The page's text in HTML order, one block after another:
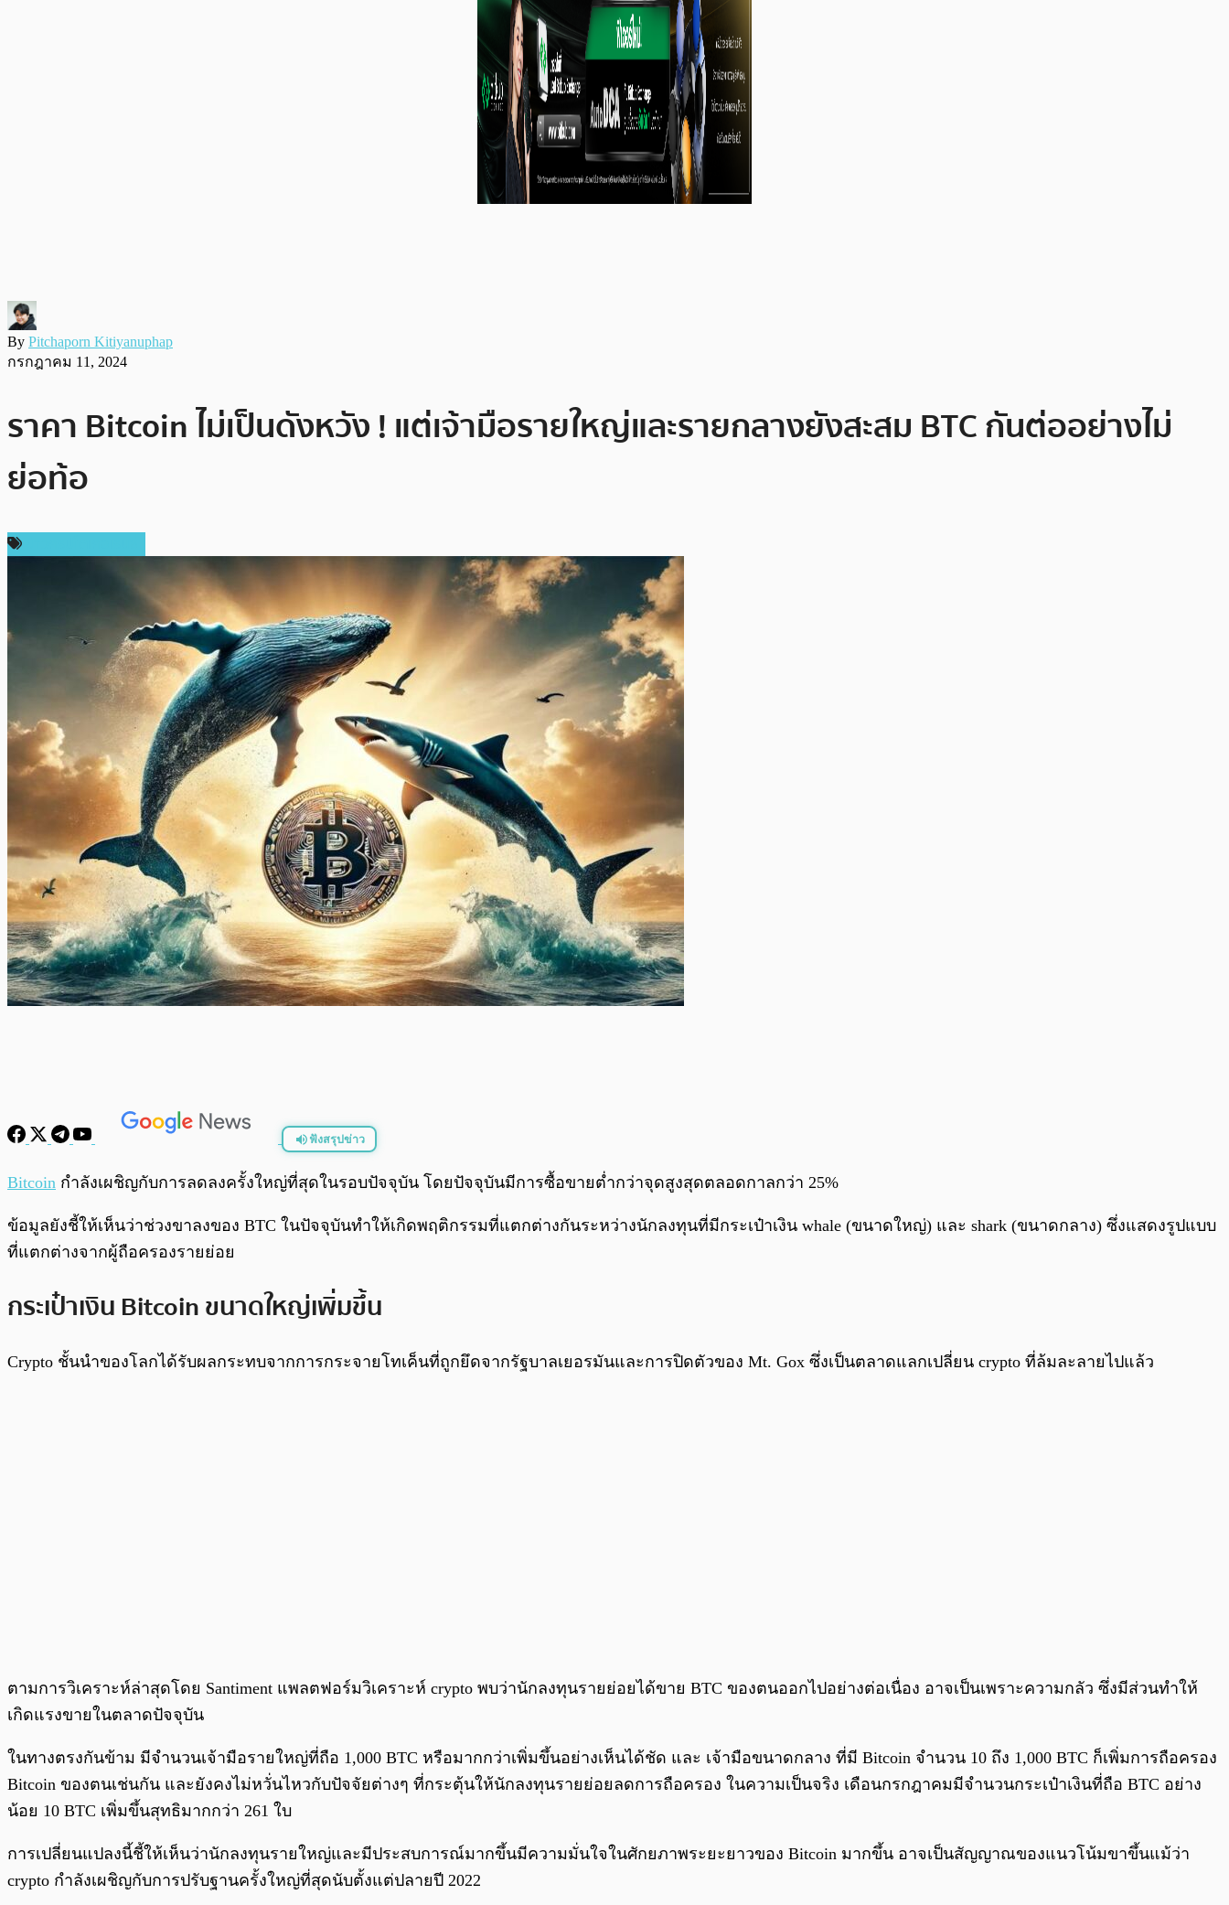
By Pitchaporn Kitiyanuphap
กรกฎาคม 11, 2024
ราคา Bitcoin ไม่เป็นดังหวัง ! แต่เจ้ามือรายใหญ่และรายกลางยังสะสม BTC กันต่ออย่างไม่
ย่อท้อ
ฟังสรุปข่าว
พร้อมเล่น
Bitcoin กำลังเผชิญกับการลดลงครั้งใหญ่ที่สุดในรอบปัจจุบัน โดยปัจจุบันมีการซื้อขายต่ำกว่าจุดสูงสุดตลอดกาลกว่า 25%
ข้อมูลยังชี้ให้เห็นว่าช่วงขาลงของ BTC ในปัจจุบันทำให้เกิดพฤติกรรมที่แตกต่างกันระหว่างนักลงทุนที่มีกระเป๋าเงิน whale (ขนาดใหญ่) และ shark (ขนาดกลาง) ซึ่งแสดงรูปแบบ
ที่แตกต่างจากผู้ถือครองรายย่อย
กระเป๋าเงิน Bitcoin ขนาดใหญ่เพิ่มขึ้น
Crypto ชั้นนำของโลกได้รับผลกระทบจากการกระจายโทเค็นที่ถูกยึดจากรัฐบาลเยอรมันและการปิดตัวของ Mt. Gox ซึ่งเป็นตลาดแลกเปลี่ยน crypto ที่ล้มละลายไปแล้ว
ตามการวิเคราะห์ล่าสุดโดย Santiment แพลตฟอร์มวิเคราะห์ crypto พบว่านักลงทุนรายย่อยได้ขาย BTC ของตนออกไปอย่างต่อเนื่อง อาจเป็นเพราะความกลัว ซึ่งมีส่วนทำให้
เกิดแรงขายในตลาดปัจจุบัน
ในทางตรงกันข้าม มีจำนวนเจ้ามือรายใหญ่ที่ถือ 1,000 BTC หรือมากกว่าเพิ่มขึ้นอย่างเห็นได้ชัด และ เจ้ามือขนาดกลาง ที่มี Bitcoin จำนวน 10 ถึง 1,000 BTC ก็เพิ่มการถือครอง
Bitcoin ของตนเช่นกัน และยังคงไม่หวั่นไหวกับปัจจัยต่างๆ ที่กระตุ้นให้นักลงทุนรายย่อยลดการถือครอง ในความเป็นจริง เดือนกรกฎาคมมีจำนวนกระเป๋าเงินที่ถือ BTC อย่าง
น้อย 10 BTC เพิ่มขึ้นสุทธิมากกว่า 261 ใบ
การเปลี่ยนแปลงนี้ชี้ให้เห็นว่านักลงทุนรายใหญ่และมีประสบการณ์มากขึ้นมีความมั่นใจในศักยภาพระยะยาวของ Bitcoin มากขึ้น อาจเป็นสัญญาณของแนวโน้มขาขึ้นแม้ว่า
crypto กำลังเผชิญกับการปรับฐานครั้งใหญ่ที่สุดนับตั้งแต่ปลายปี 2022